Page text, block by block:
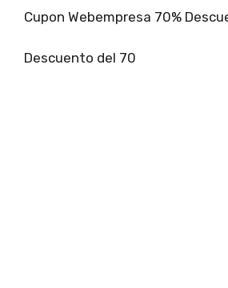
Cupon Webempresa 70%
Descuento del 70